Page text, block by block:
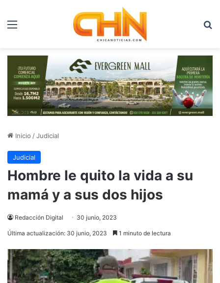
Menú
Inicio /Judicial
Judicial
Hombre le quito la vida a su
mamá y a sus dos hijos
Redacción Digital 30 junio, 2023
Última actualización: 30 junio, 2023 1 minuto de lectura